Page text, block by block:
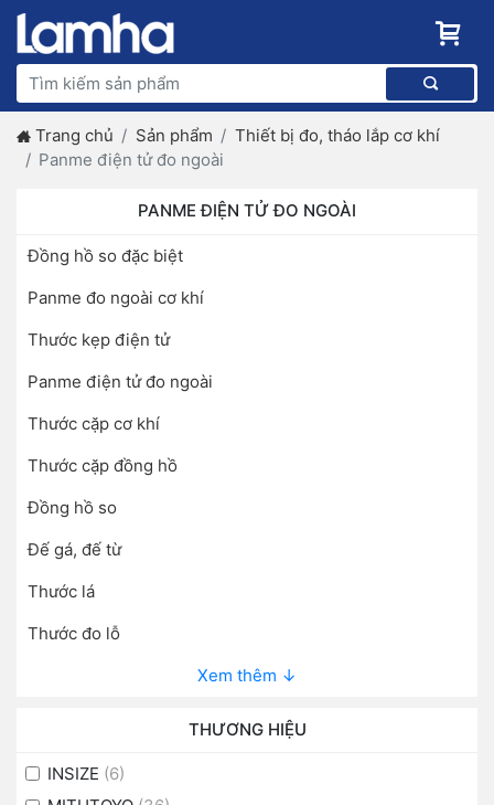
Trang chủ Sản phẩm
Thiết bị đo, tháo lắp cơ khí
Panme điện tử đo ngoài
PANME ĐIỆN TỬ ĐO NGOÀI
Đồng hồ so đặc biệt
Panme đo ngoài cơ khí
Thước kẹp điện tử
Panme điện tử đo ngoài
Thước cặp cơ khí
Thước cặp đồng hồ
Đồng hồ so
Đế gá, đế từ
Thước lá
Thước đo lỗ
Xem thêm ↓
THƯƠNG HIỆU
INSIZE (6)